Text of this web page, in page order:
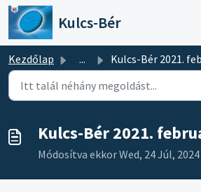
Kihagyás a tartalom megtartásához
Kulcs-Bér
Kezdőlap ... Kulcs-Bér 2021. február/4 (v2617)
Kulcs-Bér 2021.
Módosítva ekkor Wed, 24 Júl, 2024